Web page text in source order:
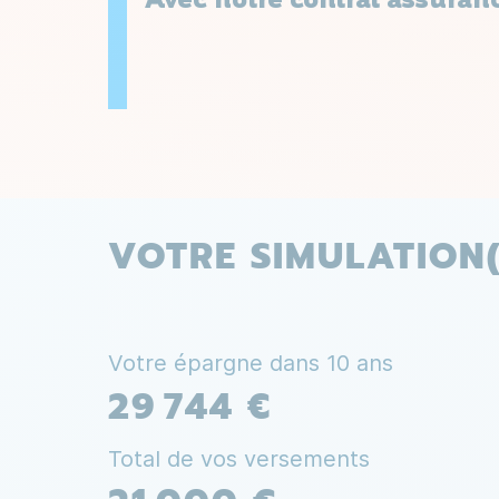
VOTRE
Votre épargne dans 10 ans
29 744 €
Total de vos versements